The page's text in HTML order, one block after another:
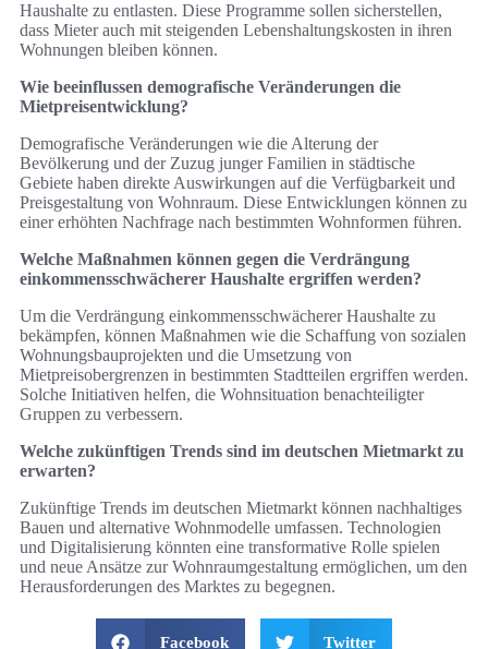
Haushalte zu entlasten. Diese Programme sollen sicherstellen,
dass Mieter auch mit steigenden Lebenshaltungskosten in ihren
Wohnungen bleiben können.
Wie beeinflussen demografische Veränderungen die
Mietpreisentwicklung?
Demografische Veränderungen wie die Alterung der
Bevölkerung und der Zuzug junger Familien in städtische
Gebiete haben direkte Auswirkungen auf die Verfügbarkeit und
Preisgestaltung von Wohnraum. Diese Entwicklungen können zu
einer erhöhten Nachfrage nach bestimmten Wohnformen führen.
Welche Maßnahmen können gegen die Verdrängung
einkommensschwächerer Haushalte ergriffen werden?
Um die Verdrängung einkommensschwächerer Haushalte zu
bekämpfen, können Maßnahmen wie die Schaffung von sozialen
Wohnungsbauprojekten und die Umsetzung von
Mietpreisobergrenzen in bestimmten Stadtteilen ergriffen werden.
Solche Initiativen helfen, die Wohnsituation benachteiligter
Gruppen zu verbessern.
Welche zukünftigen Trends sind im deutschen Mietmarkt zu
erwarten?
Zukünftige Trends im deutschen Mietmarkt können nachhaltiges
Bauen und alternative Wohnmodelle umfassen. Technologien
und Digitalisierung könnten eine transformative Rolle spielen
und neue Ansätze zur Wohnraumgestaltung ermöglichen, um den
Herausforderungen des Marktes zu begegnen.
Facebook Twitter